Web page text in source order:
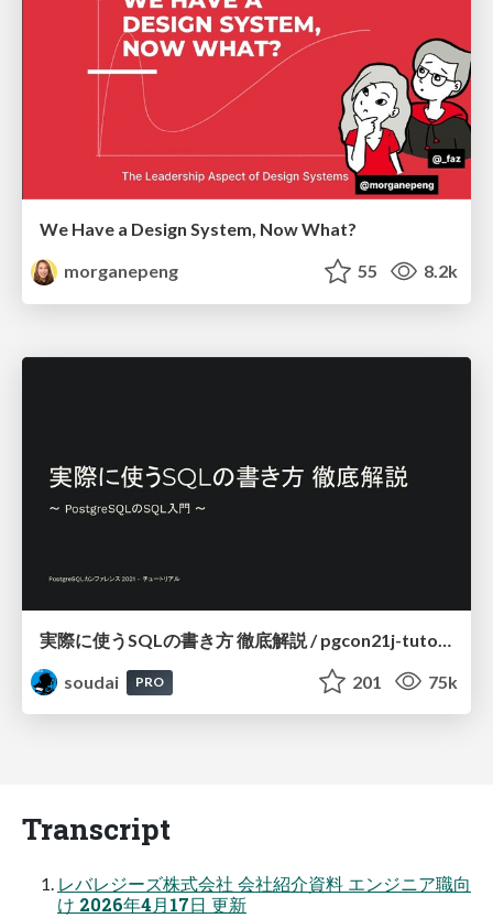
We Have a Design System, Now What?
morganepeng
55 8.2k
soudai
PRO 201 75k
Transcript
レバレジーズ株式会社 会社紹介資料 エンジニア職向
け 2026年4月17日 更新